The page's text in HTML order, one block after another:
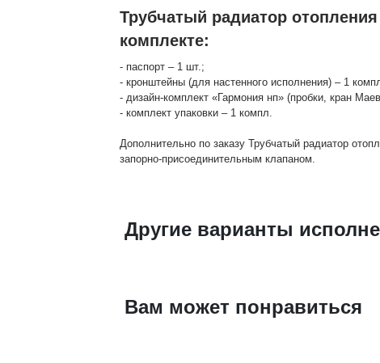
Трубчатый радиатор
комплекте:
- паспорт – 1 шт.;
- кронштейны (для настенного исполнения) – 1
- дизайн-комплект «Гармония нп» (пробки, кран
- комплект упаковки – 1 компл.
Дополнительно по заказу Трубчатый радиатор
запорно-присоединительным клапаном.
Другие варианты
Вам может понравиться